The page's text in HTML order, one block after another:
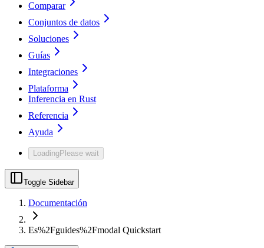
Comparar
Conjuntos de datos
Soluciones
Guías
Integraciones
Plataforma
Inferencia en Rust
Referencia
Ayuda
LoadingPlease wait
Toggle Sidebar
Documentación
Es%2Fguides%2Fmodal Quickstart